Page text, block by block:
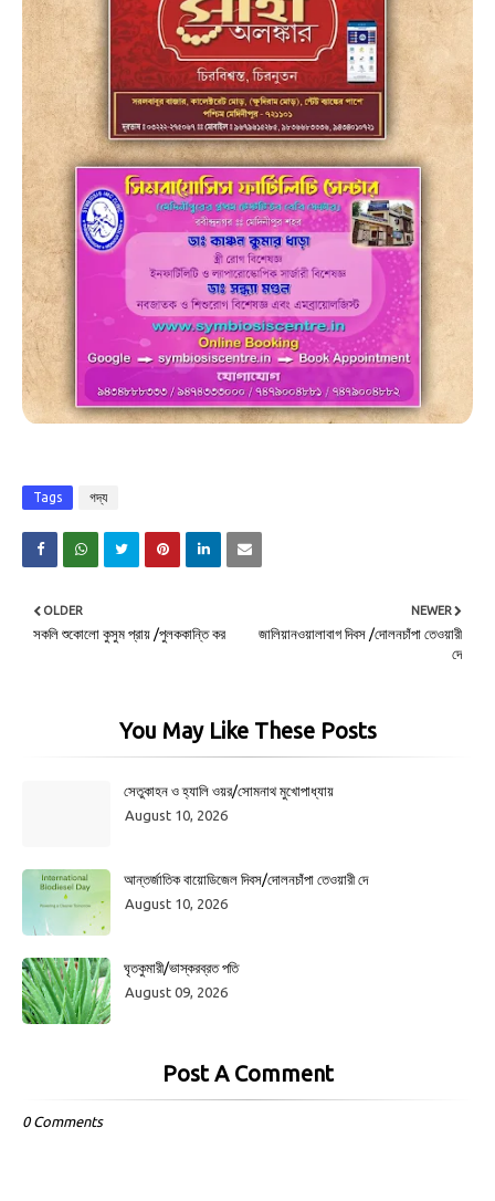
Tags গদ্য
NEWER
জালিয়ানওয়ালাবাগ দিবস /দোলনচাঁপা তেওয়ারী
দে
OLDER
সকলি শুকোলো কুসুম প্রায় /পুলককান্তি কর
You May Like These Posts
সেতুকাহন ও হ্যালি ওয়র/সোমনাথ মুখোপাধ্যায়
August 10, 2026
আন্তর্জাতিক বায়োডিজেল দিবস/দোলনচাঁপা তেওয়ারী দে
August 10, 2026
ঘৃতকুমারী/ভাস্করব্রত পতি
August 09, 2026
Post A Comment
0 Comments